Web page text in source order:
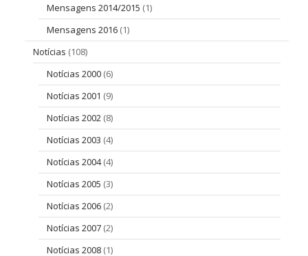
Mensagens 2014/2015 (1)
Mensagens 2016 (1)
Notícias (108)
Notícias 2000 (6)
Notícias 2001 (9)
Notícias 2002 (8)
Notícias 2003 (4)
Notícias 2004(4)
Notícias 2005 (3)
Notícias 2006 (2)
Notícias 2007 (2)
Notícias 2008 (1)